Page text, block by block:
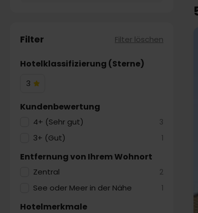
Filter Filter löschen
Hotelklassifizierung (Sterne)
3
3
Kundenbewertung
4+ (Sehr gut) 3
3+ (Gut) 1
Entfernung von Ihrem Wohnort
Zentral 2
See oder Meer in der Nähe 1
Hotelmerkmale